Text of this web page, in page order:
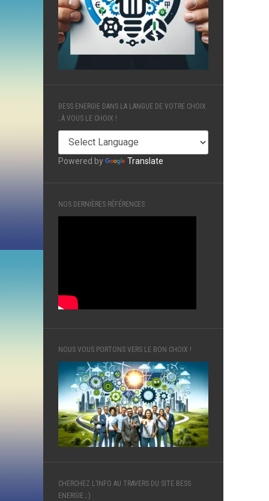
BESS ENERGIE DANS LA LANGUE DE VOTRE CHOIX
; À VOUS LE CHOIX !
Powered by Translate
NOS DERNIÈRES RÉFÉRENCES
NOUS VOUS PORTONS VERS LE BON CHOIX !
CHERCHEZ L’INFO AU TRAVERS DU SITE BESS
ENERGIE ; )